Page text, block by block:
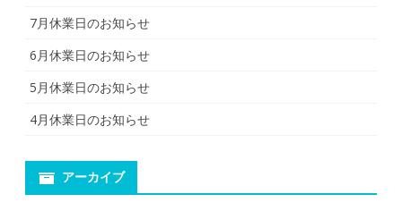
7月休業日のお知らせ
6月休業日のお知らせ
5月休業日のお知らせ
4月休業日のお知らせ
アーカイブ